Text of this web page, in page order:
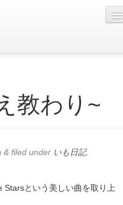
教わり~
& filed under いも日記.
Starsという美しい曲を取り上